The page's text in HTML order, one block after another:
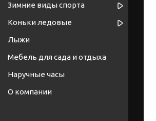
Зимние виды спорта
Коньки ледовые
Лыжи
Мебель для сада и отдыха
Наручные часы
О компании